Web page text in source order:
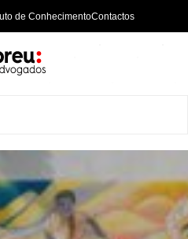
de ConhecimentoContactos